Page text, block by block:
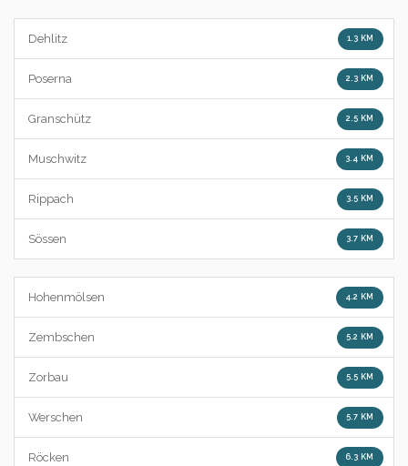
Dehlitz 1.3 KM
Poserna 2.3 KM
Granschütz 2.5 KM
Muschwitz 3.4 KM
Rippach 3.5 KM
Sössen 3.7 KM
Hohenmölsen 4.2 KM
Zembschen 5.2 KM
Zorbau 5.5 KM
Werschen 5.7 KM
Röcken 6.3 KM